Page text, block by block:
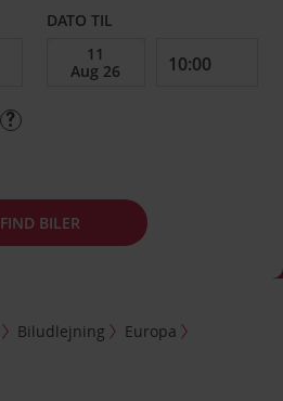
DATO TIL
FIND BILER
Biludlejning
Europa